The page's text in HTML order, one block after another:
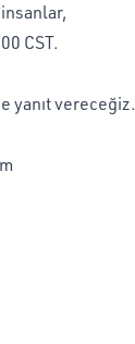
CST.
yanıt vereceğiz.